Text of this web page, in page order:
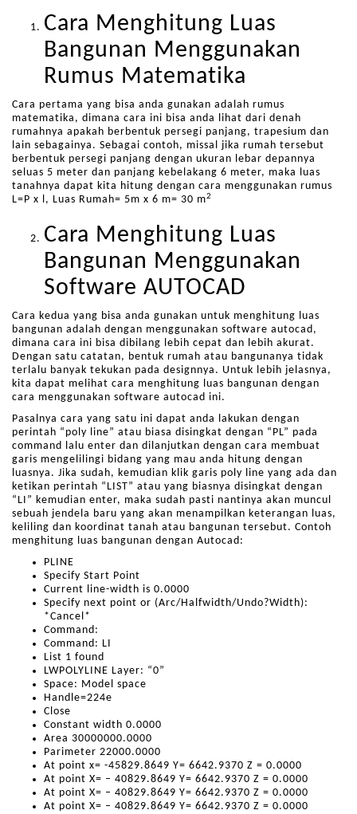
Cara Menghitung Luas
Bangunan Menggunakan
Rumus Matematika
Cara pertama yang bisa anda gunakan adalah rumus
matematika, dimana cara ini bisa anda lihat dari denah
rumahnya apakah berbentuk persegi panjang, trapesium dan
lain sebagainya. Sebagai contoh, missal jika rumah tersebut
berbentuk persegi panjang dengan ukuran lebar depannya
seluas 5 meter dan panjang kebelakang 6 meter, maka luas
tanahnya dapat kita hitung dengan cara menggunakan rumus
L=P x l, Luas Rumah= 5m x 6 m= 30 m2
Cara Menghitung Luas
Bangunan Menggunakan
Software AUTOCAD
Cara kedua yang bisa anda gunakan untuk menghitung luas
bangunan adalah dengan menggunakan software autocad,
dimana cara ini bisa dibilang lebih cepat dan lebih akurat.
Dengan satu catatan, bentuk rumah atau bangunanya tidak
terlalu banyak tekukan pada designnya. Untuk lebih jelasnya,
kita dapat melihat cara menghitung luas bangunan dengan
cara menggunakan software autocad ini.
Pasalnya cara yang satu ini dapat anda lakukan dengan
perintah “poly line” atau biasa disingkat dengan “PL” pada
command lalu enter dan dilanjutkan dengan cara membuat
garis mengelilingi bidang yang mau anda hitung dengan
luasnya. Jika sudah, kemudian klik garis poly line yang ada dan
ketikan perintah “LIST” atau yang biasnya disingkat dengan
“LI” kemudian enter, maka sudah pasti nantinya akan muncul
sebuah jendela baru yang akan menampilkan keterangan luas,
keliling dan koordinat tanah atau bangunan tersebut. Contoh
menghitung luas bangunan dengan Autocad:
PLINE
Specify Start Point
Current line-width is 0.0000
Specify next point or (Arc/Halfwidth/Undo?Width):
*Cancel*
Command:
Command: LI
List 1 found
LWPOLYLINE Layer: “0”
Space: Model space
Handle=224e
Close
Constant width 0.0000
Area 30000000.0000
Parimeter 22000.0000
At point x= -45829.8649 Y= 6642.9370 Z = 0.0000
At point X= – 40829.8649 Y= 6642.9370 Z = 0.0000
At point X= – 40829.8649 Y= 6642.9370 Z = 0.0000
At point X= – 40829.8649 Y= 6642.9370 Z = 0.0000